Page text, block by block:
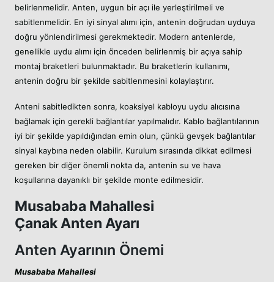
belirlenmelidir. Anten, uygun bir açı ile yerleştirilmeli ve
sabitlenmelidir. En iyi sinyal alımı için, antenin doğrudan uyduya
doğru yönlendirilmesi gerekmektedir. Modern antenlerde,
genellikle uydu alımı için önceden belirlenmiş bir açıya sahip
montaj braketleri bulunmaktadır. Bu braketlerin kullanımı,
antenin doğru bir şekilde sabitlenmesini kolaylaştırır.
Anteni sabitledikten sonra, koaksiyel kabloyu uydu alıcısına
bağlamak için gerekli bağlantılar yapılmalıdır. Kablo bağlantılarının
iyi bir şekilde yapıldığından emin olun, çünkü gevşek bağlantılar
sinyal kaybına neden olabilir. Kurulum sırasında dikkat edilmesi
gereken bir diğer önemli nokta da, antenin su ve hava
koşullarına dayanıklı bir şekilde monte edilmesidir.
Musababa Mahallesi
Çanak Anten Ayarı
Anten Ayarının Önemi
Musababa Mahallesi